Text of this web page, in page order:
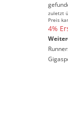
zuletzt
Preis
4%